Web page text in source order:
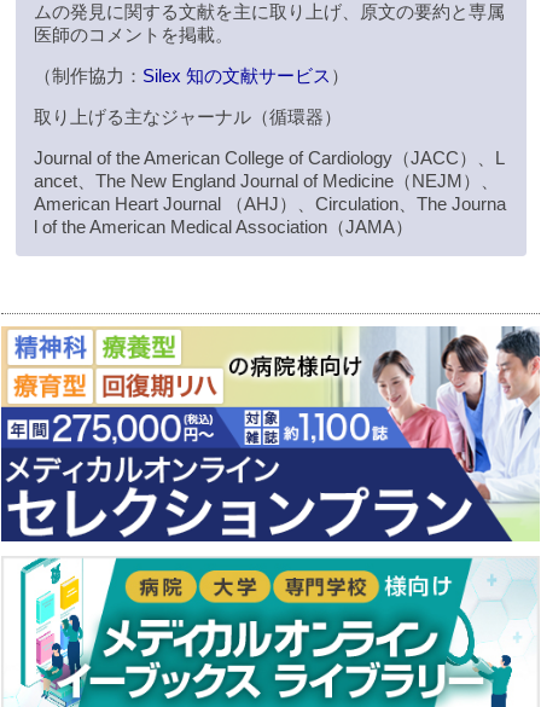
ムの発見に関する文献を主に取り上げ、原文の要約と専属
医師のコメントを掲載。
（制作協力： Silex 知の文献サービス ）
取り上げる主なジャーナル（循環器）
Journal of the American College of Cardiology（JACC）、L
ancet、The New England Journal of Medicine（NEJM）、
American Heart Journal （AHJ）、Circulation、The Journa
l of the American Medical Association（JAMA）